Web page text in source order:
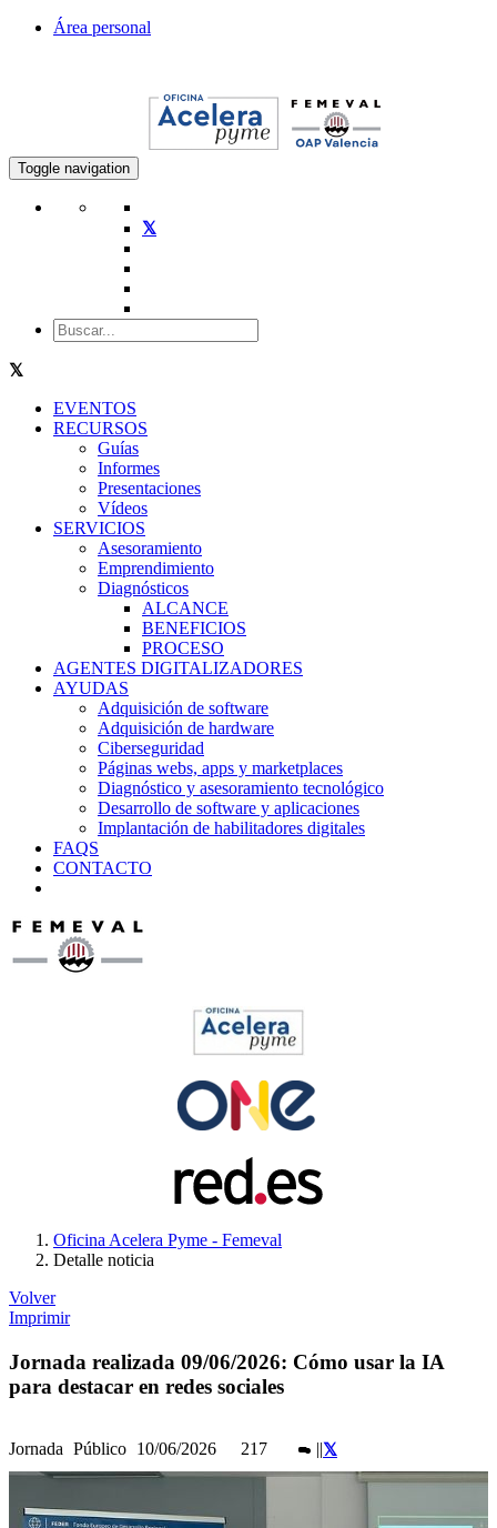
Área personal
Toggle navigation
EVENTOS
RECURSOS
Guías
Informes
Presentaciones
Vídeos
SERVICIOS
Asesoramiento
Emprendimiento
Diagnósticos
ALCANCE
BENEFICIOS
PROCESO
AGENTES DIGITALIZADORES
AYUDAS
Adquisición de software
Adquisición de hardware
Ciberseguridad
Páginas webs, apps y marketplaces
Diagnóstico y asesoramiento tecnológico
Desarrollo de software y aplicaciones
Implantación de habilitadores digitales
FAQS
CONTACTO
Oficina Acelera Pyme - Femeval
Detalle noticia
Volver
Imprimir
Jornada realizada 09/06/2026: Cómo usar la IA
para destacar en redes sociales
Jornada Público 10/06/2026 217 ||